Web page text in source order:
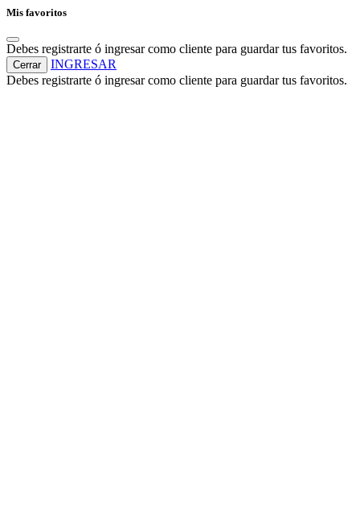
Mis favoritos
Debes registrarte ó ingresar como cliente para guardar tus favoritos.
Cerrar
INGRESAR
Debes registrarte ó ingresar como cliente para guardar tus favoritos.